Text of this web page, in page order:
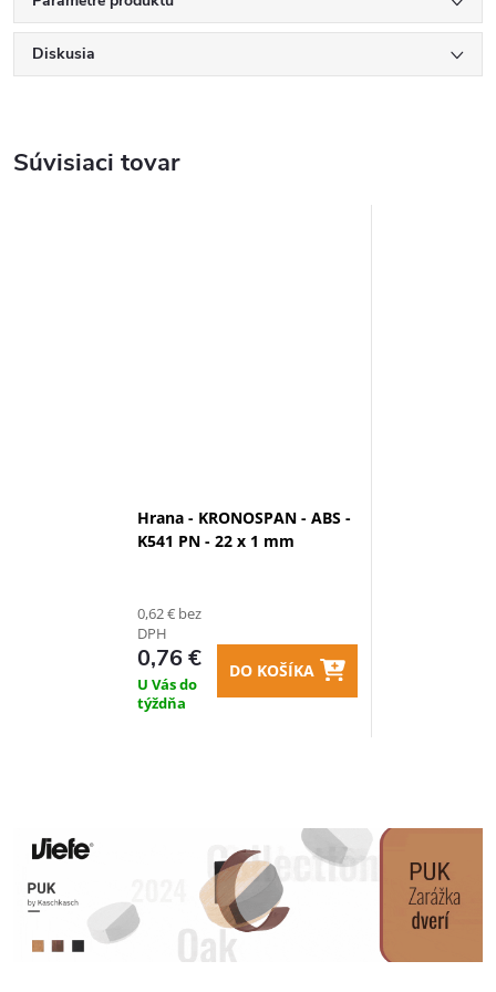
Diskusia
Súvisiaci tovar
Hrana - KRONOSPAN - ABS -
K541 PN - 22 x 1 mm
0,62 € bez
DPH
0,76 €
U Vás do
týždňa
DO KOŠÍKA